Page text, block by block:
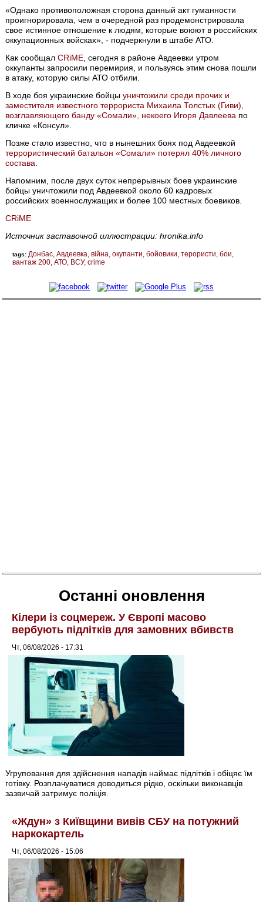
«Однако противоположная сторона данный акт гуманности
проигнорировала, чем в очередной раз продемонстрировала
свое истинное отношение к людям, которые воюют в российских
оккупационных войсках», - подчеркнули в штабе АТО.
Как сообщалCRiME, сегодня в районе Авдеевки утром
оккупанты запросили перемирия, и пользуясь этим снова пошли
в атаку, которую силы АТО отбили.
В ходе боя украинские бойцыуничтожили среди прочих и
заместителя известного террориста Михаила Толстых (Гиви),
возглавляющего банду «Сомали», некоего Игоря Давлеева по
кличке «Консул».
Позже стало известно, что в нынешних боях под Авдеевкой
террористический батальон «Сомали» потерял 40% личного
состава.
Напомним, после двух суток непрерывных боев украинские
бойцы уничтожили под Авдеевкой около 60 кадровых
российских военнослужащих и более 100 местных боевиков.
CRiME
Источник заставочной иллюстрации: hronika.info
tags:Донбас Авдеевка війна окупанти бойовики терористи бои
вантаж 200 АТО ВСУ crime
Останні оновлення
Кілери із соцмереж. У Європі масово
вербують підлітків для замовних вбивств
Чт, 06/08/2026 - 17:31
Угруповання для здійснення нападів наймає підлітків і обіцяє їм
готівку. Розплачуватися доводиться рідко, оскільки виконавців
зазвичай затримує поліція.
«Ждун» з Київщини вивів СБУ на потужний
наркокартель
Чт, 06/08/2026 - 15:06